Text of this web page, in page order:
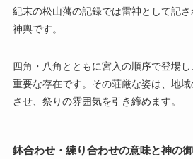
紀末の松山藩の記録では雷神として記
神輿です。
四角・八角とともに宮入の順序で登場
重要な存在です。その荘厳な姿は、地
させ、祭りの雰囲気を引き締めます。
鉢合わせ・練り合わせの意味と神の